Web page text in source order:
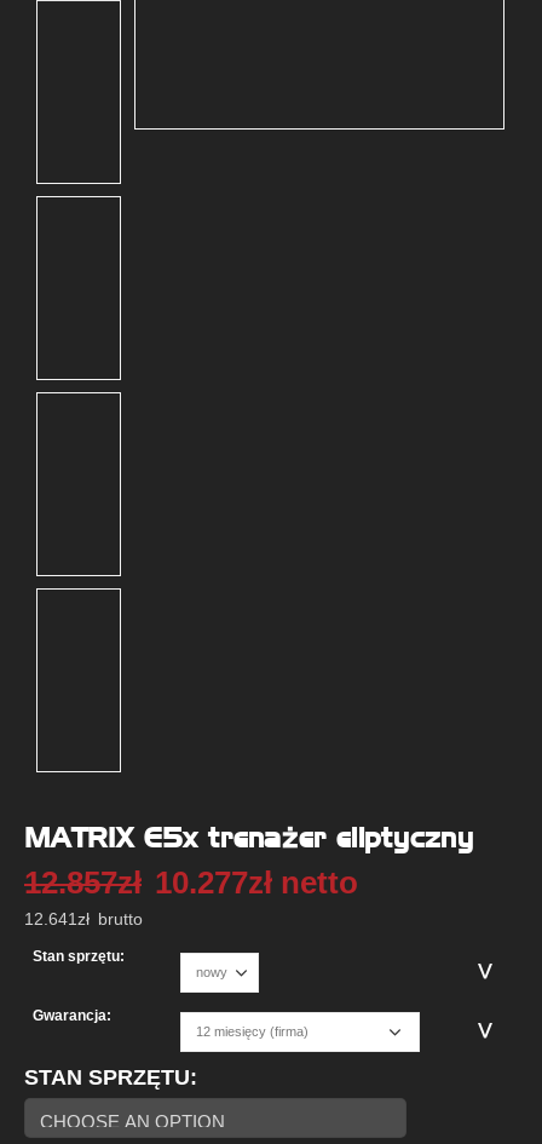
MATRIX E5x trenażer eliptyczny
12.857zł 10.277zł netto
12.641zł brutto
Stan sprzętu:
Gwarancja:
STAN SPRZĘTU